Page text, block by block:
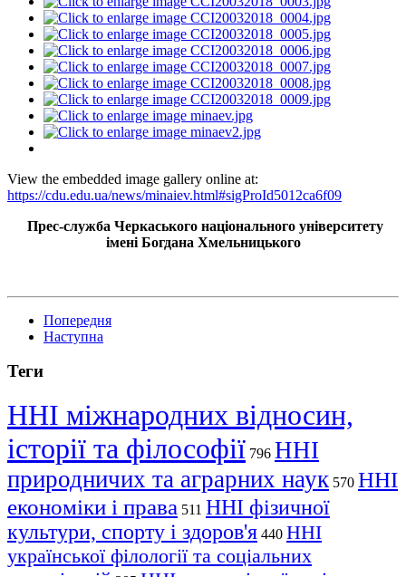
View the embedded image gallery online at:
https://cdu.edu.ua/news/minaiev.html#sigProId5012ca6f09
Прес-служба Черкаського національного університету
імені Богдана Хмельницького
Попередня
Наступна
Теги
ННІ міжнародних відносин,
історії та філософії 796 ННІ
природничих та аграрних наук 570 ННІ
економіки і права 511 ННІ фізичної
культури, спорту і здоров'я 440 ННІ
української філології та соціальних